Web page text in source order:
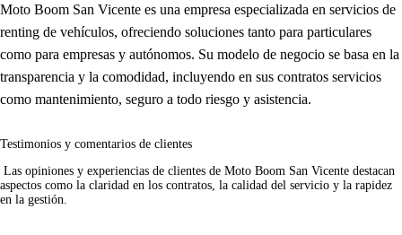
Moto Boom San Vicente es una empresa especializada en servicios de
renting de vehículos, ofreciendo soluciones tanto para particulares
como para empresas y autónomos. Su modelo de negocio se basa en la
transparencia y la comodidad, incluyendo en sus contratos servicios
como mantenimiento, seguro a todo riesgo y asistencia.
Testimonios y comentarios de clientes
aspectos como la claridad en los contratos, la calidad del servicio y la rapidez
en la gestión.